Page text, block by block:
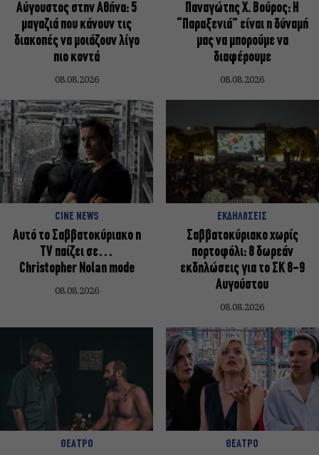
Αύγουστος στην Αθήνα: 5
μαγαζιά που κάνουν τις
διακοπές να μοιάζουν λίγο
πιο κοντά
08.08.2026
Παναγώτης Χ. Βούρος: Η
“Παραξενιά” είναι η δύναμή
μας να μπορούμε να
διαφέρουμε
08.08.2026
CINE NEWS
Αυτό το Σαββατοκύριακο η
TV παίζει σε…
Christopher Nolan mode
08.08.2026
ΕΚΔΗΛΩΣΕΙΣ
Σαββατοκύριακο χωρίς
πορτοφόλι: 8 δωρεάν
εκδηλώσεις για το ΣΚ 8-9
Αυγούστου
08.08.2026
ΘΕΑΤΡΟ ΘΕΑΤΡΟ